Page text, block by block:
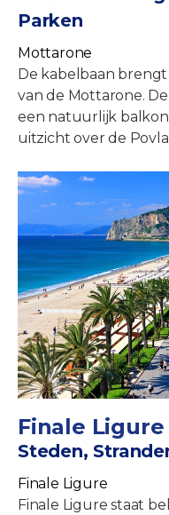
Parken
Mottarone
De kabelbaan
van de Mottarone.
een natuurlijk balkon
uitzicht over de
Finale Ligure
Steden,
Finale Ligure
Finale Ligure staat